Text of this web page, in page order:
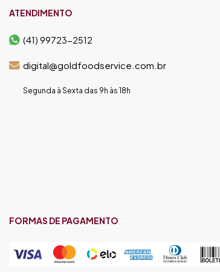
ATENDIMENTO
(41) 99723-2512
digital@goldfoodservice.com.br
Segunda à Sexta das 9h às 18h
FORMAS DE PAGAMENTO